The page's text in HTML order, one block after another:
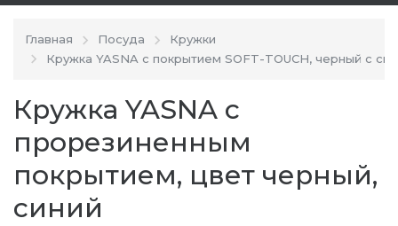
Главная Посуда
Кружки
Кружка YASNA с покрытием SOFT-TOUCH, черный с
Кружка YASNA с
прорезиненным
покрытием, цвет черный,
синий